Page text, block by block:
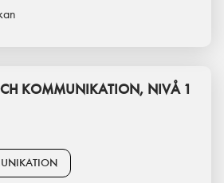
KOMMUNIKATION, NIVÅ 1